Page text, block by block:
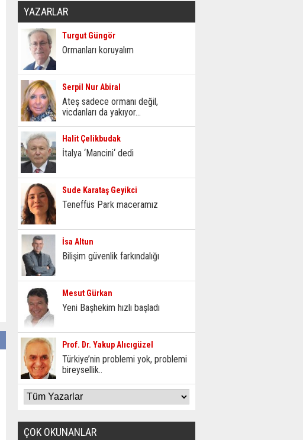
YAZARLAR
Turgut Güngör
Ormanları koruyalım
Serpil Nur Abiral
Ateş sadece ormanı değil,
vicdanları da yakıyor...
Halit Çelikbudak
İtalya ‘Mancini‘ dedi
Sude Karataş Geyikci
Teneffüs Park maceramız
İsa Altun
Bilişim güvenlik farkındalığı
Mesut Gürkan
Yeni Başhekim hızlı başladı
Prof. Dr. Yakup Alıcıgüzel
Türkiye’nin problemi yok, problemi
bireysellik..
ÇOK OKUNANLAR